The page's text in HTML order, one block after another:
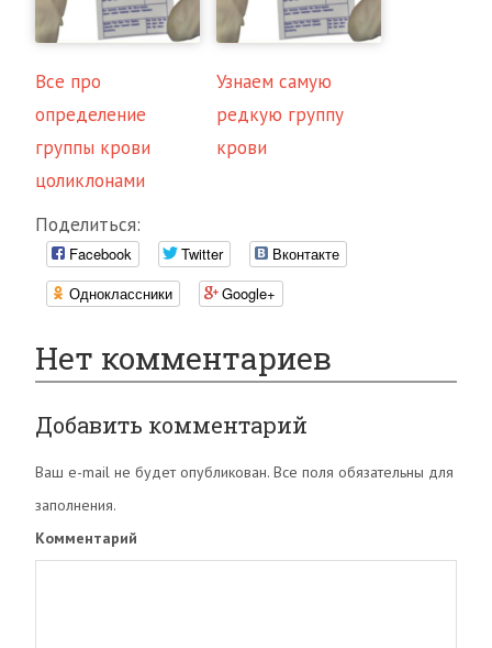
Все про
определение
группы крови
цоликлонами
Узнаем самую
редкую группу
крови
Поделиться:
Facebook Twitter
Вконтакте
Одноклассники
Google+
Нет комментариев
Добавить комментарий
Ваш e-mail не будет опубликован. Все поля обязательны для
заполнения.
Комментарий